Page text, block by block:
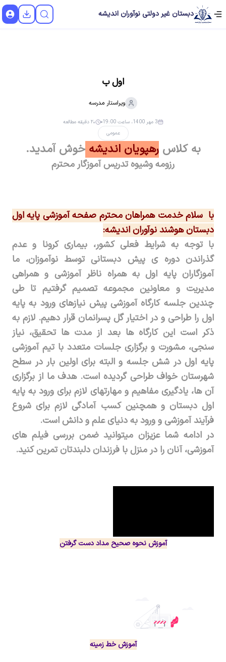
دبستان غیر دولتی نوآوران اندیشه
اول ب
ویراستار مدرسه
عمومی
3 مهر 1400، ساعت 19:00 ۲۰ دقیقه مطالعه
به کلاسرهپویان اندیشهخوش آمدید.
رزومه وشیوه تدریس آموزگار محترم
با سلام خدمت همراهان محترم صفحه آموزشی پایه اول
دبستان هوشند نوآوران اندیشه:
با توجه به شرایط فعلی کشور، بیماری کرونا و عدم
گذراندن دوره ی پیش دبستانی توسط نوآموزان، ما
آموزگاران پایه اول به همراه ناظر آموزشی و همراهی
مدیریت و معاونین مجموعه تصمیم گرفتیم تا طی
چندین جلسه کارگاه آموزشی پیش نیازهای ورود به پایه
اول را طراحی و در اختیار گل پسرانمان قرار دهیم. لازم به
ذکر است این کارگاه ها بعد از مدت ها تحقیق، نیاز
سنجی، مشورت و برگزاری جلسات متعدد با تیم آموزشی
پایه اول در شش جلسه و البته برای اولین بار در سطح
شهرستان خواف طراحی گردیده است. هدف ما از برگزاری
آن ها، یادگیری مفاهیم و مهارتهای لازم برای ورود به پایه
اول دبستان و همچنین کسب آمادگی لازم برای شروع
فرآیند آموزشی و ورود به دنیای علم و دانش است.
در ادامه شما عزیزان میتوانید ضمن بررسی فیلم های
آموزشی، آنان را در منزل با فرزندان دلبندتان تمرین کنید.
آموزش نحوه صحیح مداد دست گرفتن
آموزش خط زمینه